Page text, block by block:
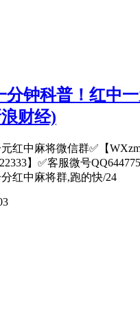
分钟科普！红中
财经)
红中麻将微信群✅【
】✅客服微号
红中麻将群,跑的快/24